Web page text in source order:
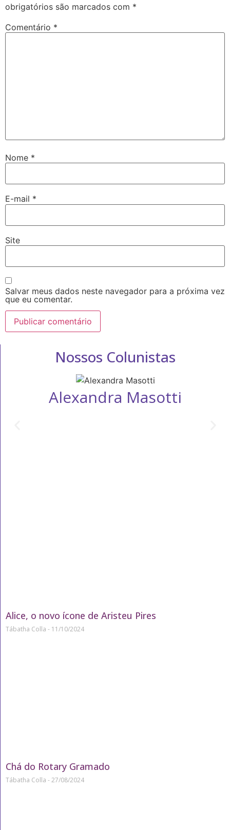
obrigatórios são marcados com *
Comentário *
Nome *
E-mail *
Site
Salvar meus dados neste navegador para a próxima vez
que eu comentar.
Nossos Colunistas
Alexandra Masotti
Alice, o novo ícone de Aristeu Pires
Tábatha Colla 11/10/2024
Chá do Rotary Gramado
Tábatha Colla 27/08/2024